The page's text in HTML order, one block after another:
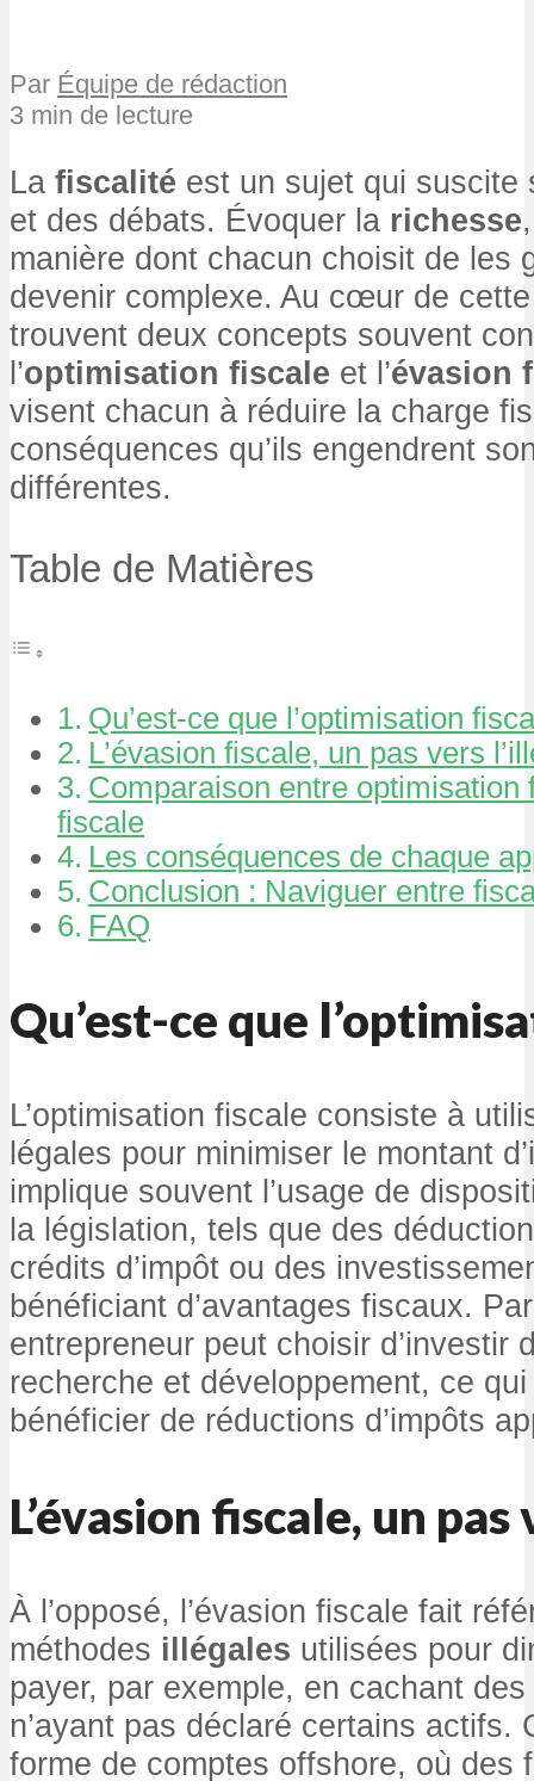
Par Équipe de rédaction
3 min de lecture
La fiscalité est un sujet qui suscite
et des débats. Évoquer la richesse
manière dont chacun choisit de les
devenir complexe. Au cœur de
trouvent deux concepts souvent
l’optimisation fiscale et l’évasion
visent chacun à réduire la charge
conséquences qu’ils engendrent
différentes.
Table de Matières
Qu’est-ce que l’optimisation
L’évasion fiscale, un pas vers
Comparaison entre optimisation
fiscale
Les conséquences de chaque
Conclusion : Naviguer entre
FAQ
Qu’est-ce que
L’optimisation fiscale consiste à
légales pour minimiser le montant
implique souvent l’usage de
la législation, tels que des
crédits d’impôt ou des
bénéficiant d’avantages fiscaux.
entrepreneur peut choisir d’investir
recherche et développement, ce
bénéficier de réductions d’impôts
L’évasion fiscale, un
À l’opposé, l’évasion fiscale fait
méthodes illégales utilisées pour
payer, par exemple, en cachant
n’ayant pas déclaré certains actifs.
forme de comptes offshore, où des